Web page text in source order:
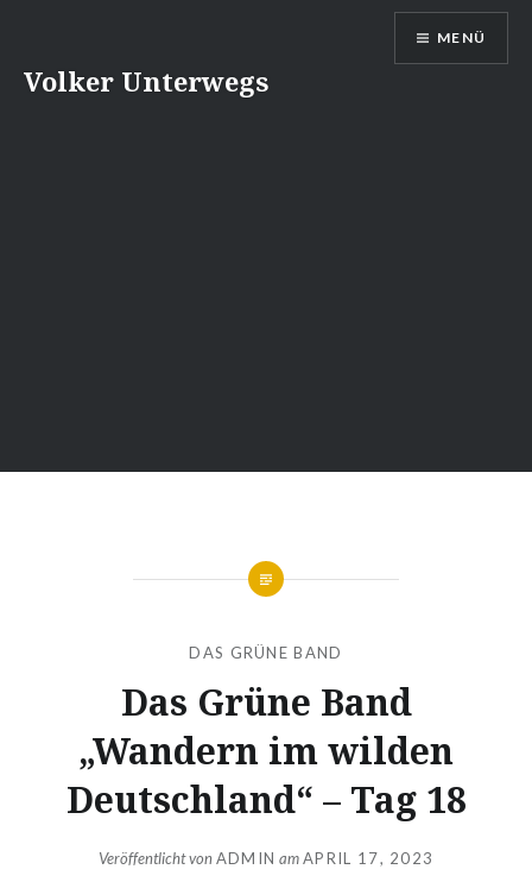
InhaltVolker Unterwegs
MENÜ
DAS GRÜNE BAND
Das Grüne Band
„Wandern im wilden
Deutschland“ – Tag 18
Veröffentlicht vonADMIN amAPRIL 17, 2023